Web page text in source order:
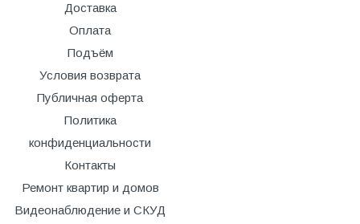
Доставка
Оплата
Подъём
Условия возврата
Публичная оферта
Политика
конфиденциальности
Контакты
Ремонт квартир и домов
Видеонаблюдение и СКУД